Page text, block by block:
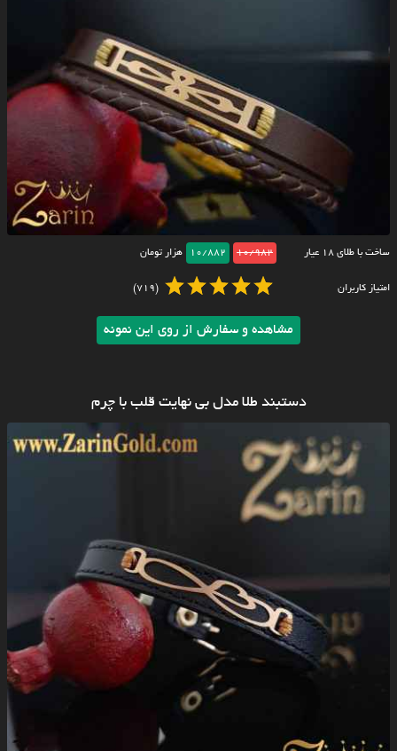
ساخت با طلای ۱۸ عیار 10/982
10/882 هزار تومان
امتیاز کاربران (719)
مشاهده و سفارش از روی این نمونه
دستبند طلا مدل بی نهایت قلب با چرم